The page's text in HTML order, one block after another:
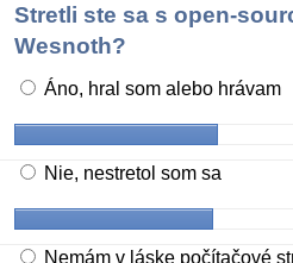
Stretli ste sa s open-
Wesnoth?
Áno, hral som alebo hrávam
Nie, nestretol som sa
Nemám v láske počítačové